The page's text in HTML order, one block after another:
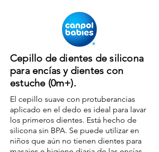
Cepillo de dientes de silicona
para encías y dientes con
estuche (0m+).
El cepillo suave con protuberancias
aplicado en el dedo es ideal para lavar
los primeros dientes. Está hecho de
silicona sin BPA. Se puede utilizar en
niños que aún no tienen dientes para